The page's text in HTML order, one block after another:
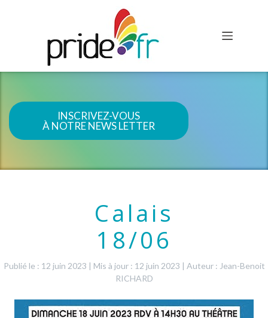
INSCRIVEZ-VOUS
À NOTRE NEWS LETTER
Calais
18/06
Publié le : 12 juin 2023 | Mis à jour : 12 juin 2023 | Auteur : Jean-Benoit
RICHARD